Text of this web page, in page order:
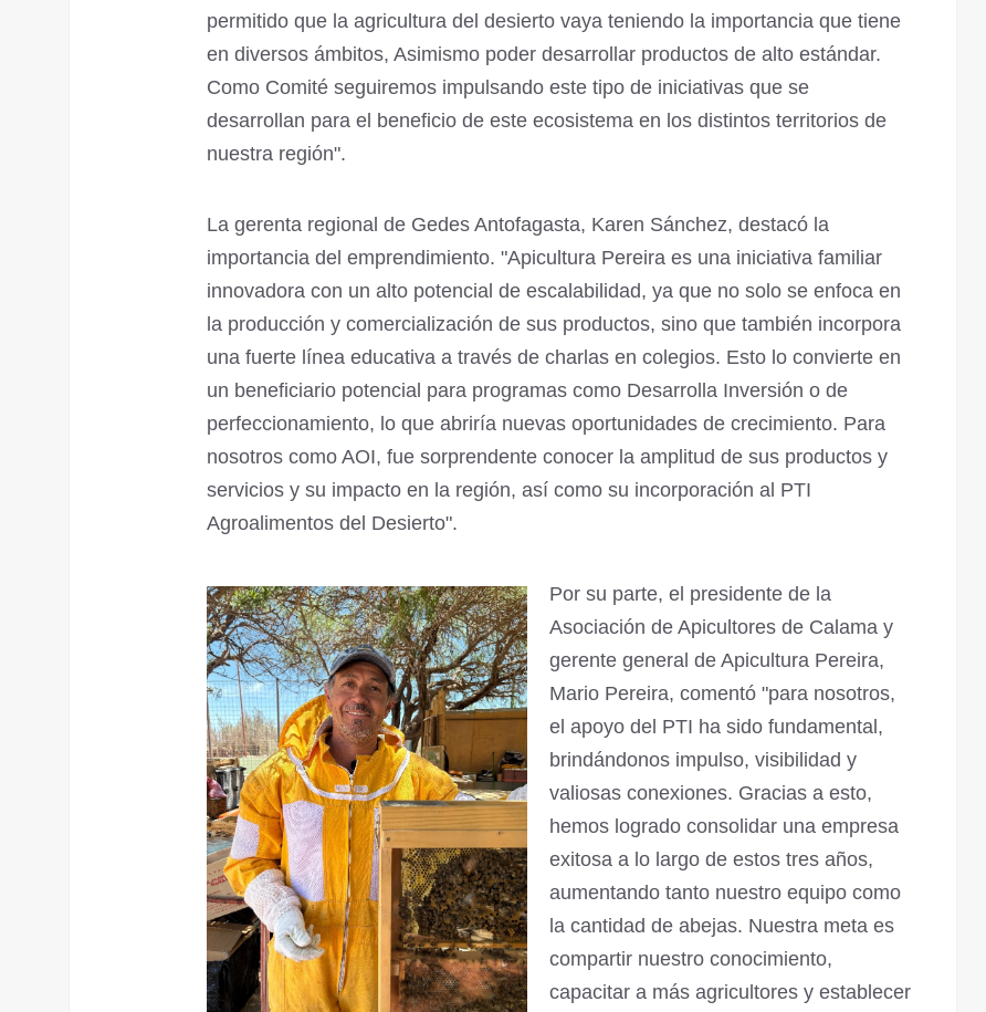
permitido que la agricultura del desierto vaya teniendo la importancia que tiene
en diversos ámbitos, Asimismo poder desarrollar productos de alto estándar.
Como Comité seguiremos impulsando este tipo de iniciativas que se
desarrollan para el beneficio de este ecosistema en los distintos territorios de
nuestra región".
La gerenta regional de Gedes Antofagasta, Karen Sánchez, destacó la
importancia del emprendimiento. "Apicultura Pereira es una iniciativa familiar
innovadora con un alto potencial de escalabilidad, ya que no solo se enfoca en
la producción y comercialización de sus productos, sino que también incorpora
una fuerte línea educativa a través de charlas en colegios. Esto lo convierte en
un beneficiario potencial para programas como Desarrolla Inversión o de
perfeccionamiento, lo que abriría nuevas oportunidades de crecimiento. Para
nosotros como AOI, fue sorprendente conocer la amplitud de sus productos y
servicios y su impacto en la región, así como su incorporación al PTI
Agroalimentos del Desierto".
Por su parte, el presidente de la
Asociación de Apicultores de Calama y
gerente general de Apicultura Pereira,
Mario Pereira, comentó "para nosotros,
el apoyo del PTI ha sido fundamental,
brindándonos impulso, visibilidad y
valiosas conexiones. Gracias a esto,
hemos logrado consolidar una empresa
exitosa a lo largo de estos tres años,
aumentando tanto nuestro equipo como
la cantidad de abejas. Nuestra meta es
compartir nuestro conocimiento,
capacitar a más agricultores y establecer